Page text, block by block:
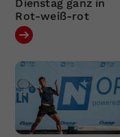
Dienstag ganz in
Rot-weiß-rot